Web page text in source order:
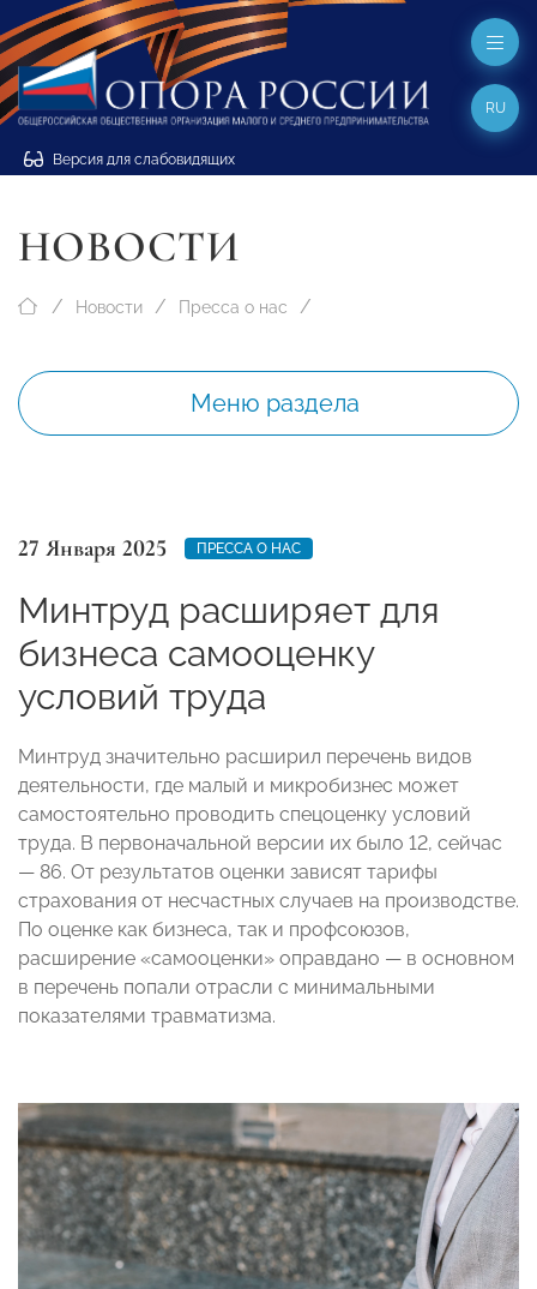
Версия для слабовидящих
RU
НОВОСТИ
Новости Пресса о нас
Меню раздела
27 Января 2025 ПРЕССА О НАС
Минтруд расширяет для
бизнеса самооценку
условий труда
Минтруд значительно расширил перечень видов
деятельности, где малый и микробизнес может
самостоятельно проводить спецоценку условий
труда. В первоначальной версии их было 12, сейчас
— 86. От результатов оценки зависят тарифы
страхования от несчастных случаев на производстве.
По оценке как бизнеса, так и профсоюзов,
расширение «самооценки» оправдано — в основном
в перечень попали отрасли с минимальными
показателями травматизма.